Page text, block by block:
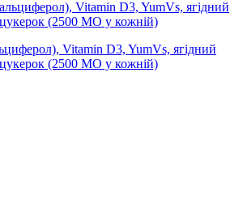
Vitamin D3, YumVs, ягідний
(2500 МО у кожній)